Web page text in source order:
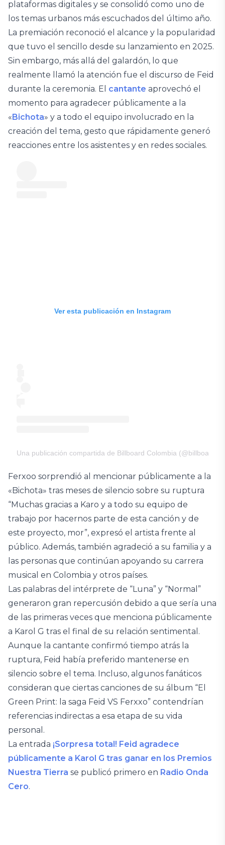
plataformas digitales y se consolidó como uno de
los temas urbanos más escuchados del último año.
La premiación reconoció el alcance y la popularidad
que tuvo el sencillo desde su lanzamiento en 2025.
Sin embargo, más allá del galardón, lo que
realmente llamó la atención fue el discurso de Feid
durante la ceremonia. El cantante aprovechó el
momento para agradecer públicamente a la
«Bichota» y a todo el equipo involucrado en la
creación del tema, gesto que rápidamente generó
reacciones entre los asistentes y en redes sociales.
Ver esta publicación en Instagram
Una publicación compartida de Billboard Colombia
Ferxoo sorprendió al mencionar públicamente a la
«Bichota» tras meses de silencio sobre su ruptura
“Muchas gracias a Karo y a todo su equipo de
trabajo por hacernos parte de esta canción y de
este proyecto, mor”, expresó el artista frente al
público. Además, también agradeció a su familia y a
las personas que continúan apoyando su carrera
musical en Colombia y otros países.
Las palabras del intérprete de “Luna” y “Normal”
generaron gran repercusión debido a que sería una
de las primeras veces que menciona públicamente
a Karol G tras el final de su relación sentimental.
Aunque la cantante confirmó tiempo atrás la
ruptura, Feid había preferido mantenerse en
silencio sobre el tema. Incluso, algunos fanáticos
consideran que ciertas canciones de su álbum “El
Green Print: la saga Feid VS Ferxxo” contendrían
referencias indirectas a esa etapa de su vida
personal.
La entrada ¡Sorpresa total! Feid agradece
públicamente a Karol G tras ganar en los Premios
Nuestra Tierra se publicó primero en Radio Onda
Cero.